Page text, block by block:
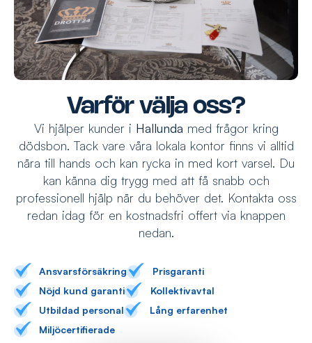
Varför välja oss?
Vi hjälper kunder i Hallunda med frågor kring
dödsbon. Tack vare våra lokala kontor finns vi alltid
nära till hands och kan rycka in med kort varsel. Du
kan känna dig trygg med att få snabb och
professionell hjälp när du behöver det. Kontakta oss
redan idag för en kostnadsfri offert via knappen
nedan.
Ansvarsförsäkring
Prisgaranti
Nöjd kund garanti
Kollektivavtal
Utbildad personal
Lång erfarenhet
Miljöcertifierade